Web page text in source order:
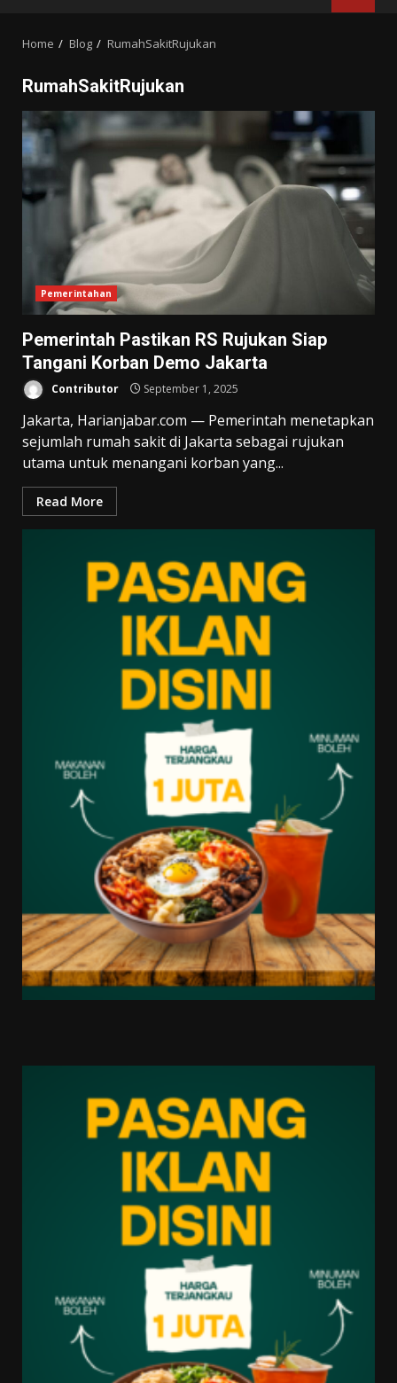
Home Blog RumahSakitRujukan
RumahSakitRujukan
Pemerintahan
Pemerintah Pastikan RS Rujukan Siap
Tangani Korban Demo Jakarta
Contributor September 1, 2025
Jakarta, Harianjabar.com — Pemerintah menetapkan
sejumlah rumah sakit di Jakarta sebagai rujukan
utama untuk menangani korban yang...
Read More